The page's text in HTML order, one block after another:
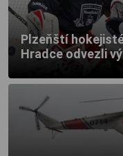
Plzeňští
Hradce odvezli